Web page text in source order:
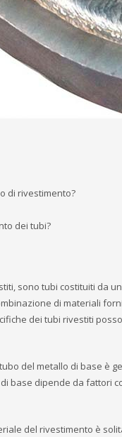
di rivestimento?
dei tubi?
sono tubi costituiti da
di materiali
dei tubi rivestiti
del metallo di base è
base dipende da fattori
del rivestimento è